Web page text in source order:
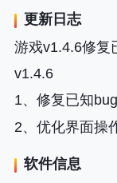
更新日志
游戏v1.4.6修复
v1.4.6
1、修复已知
2、优化界面操
软件信息